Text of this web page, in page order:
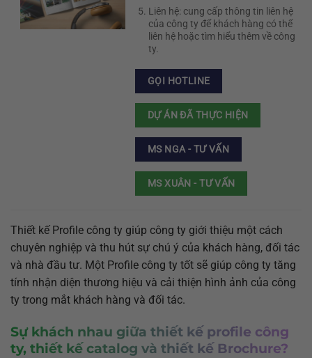
Liên hệ: cung cấp thông tin liên hệ
của công ty để khách hàng có thể
liên hệ hoặc tìm hiểu thêm về công
ty.
GỌI HOTLINE
DỰ ÁN ĐÃ THỰC HIỆN
MS NGA - TƯ VẤN
MS XUÂN - TƯ VẤN
Thiết kế Profile công ty giúp công ty giới thiệu một cách
chuyên nghiệp và thu hút sự chú ý của khách hàng, đối tác
và nhà đầu tư. Một Profile công ty tốt sẽ giúp công ty tăng
tính nhận diện thương hiệu và cải thiện hình ảnh của công
ty trong mắt khách hàng và đối tác.
Sự khách nhau giữa thiết kế profile công
ty, thiết kế catalog và thiết kế Brochure?